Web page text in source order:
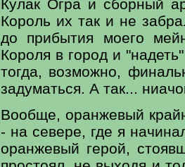
Кулак Огра и сборный
Король их так и не
до прибытия моего
Короля в город и
тогда, возможно,
задуматься. А так...
Вообще, оранжевый
- на севере, где я
оранжевый герой,